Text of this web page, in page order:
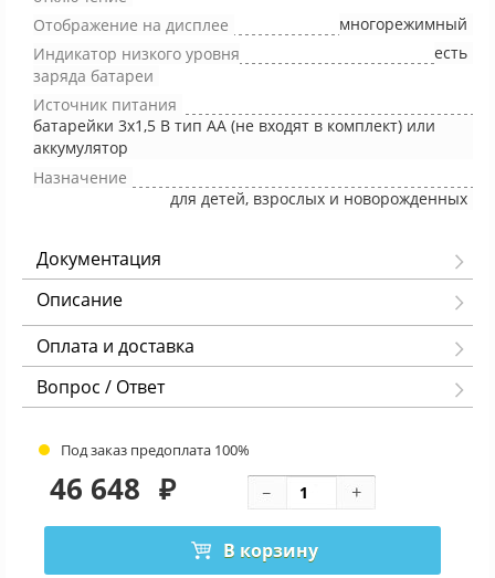
Отображение на дисплее
многорежимный
Индикатор низкого уровня
заряда батареи
есть
Источник питания
батарейки 3х1,5 В тип АА (не входят в комплект) или
аккумулятор
Назначение
для детей, взрослых и новорожденных
Документация
Описание
Оплата и доставка
Вопрос / Ответ
Под заказ предоплата 100%
46 648 ₽
В корзину